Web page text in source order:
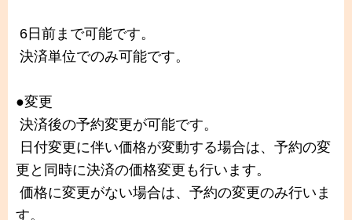
6日前まで可能です。
決済単位でのみ可能です。
●変更
決済後の予約変更が可能です。
日付変更に伴い価格が変動する場合は、予約の変
更と同時に決済の価格変更も行います。
価格に変更がない場合は、予約の変更のみ行いま
す。